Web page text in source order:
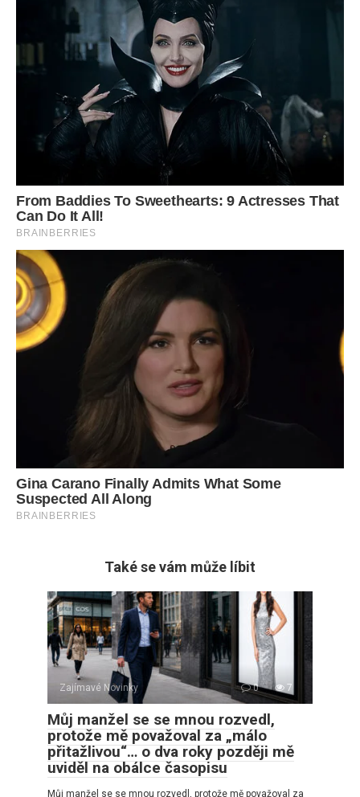
Také se vám může líbit
Zajímavé Novinky 0 7
Můj manžel se se mnou rozvedl,
protože mě považoval za „málo
přitažlivou“… o dva roky později mě
uviděl na obálce časopisu
Můj manžel se se mnou rozvedl, protože mě považoval za